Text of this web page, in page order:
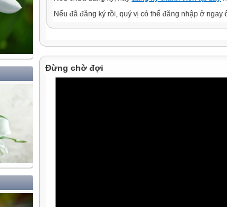
Nếu đã đăng ký rồi, quý vị có thể đăng nhập ở ngay
Đừng chờ đợi